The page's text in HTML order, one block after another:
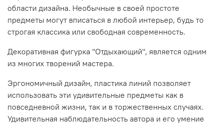
области дизайна. Необычные в своей простоте
предметы могут вписаться в любой интерьер, будь то
строгая классика или свободная современность.
Декоративная фигурка "Отдыхающий", является одним
из многих творений мастера.
Эргономичный дизайн, пластика линий позволяет
использовать эти удивительные предметы как в
повседневной жизни, так и в торжественных случаях.
Удивительная наблюдательность автора и его умение